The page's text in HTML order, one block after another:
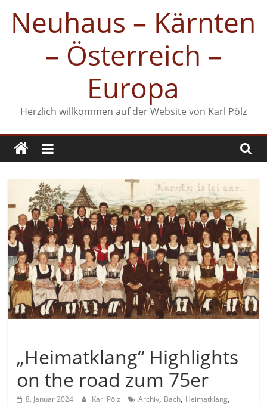
Inhalt
springen
Neuhaus – Kärnten
– Österreich –
Europa
Herzlich willkommen auf der Website von Karl Pölz
„Heimatklang“ Highlights
on the road zum 75er
8. Januar 2024 Karl Pölz Archiv, Bach, Heimatklang,